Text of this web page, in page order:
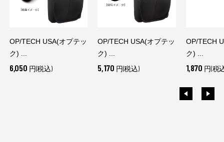
OP/TECH USA(オプテッ
ク) ...
6,050 円(税込)
OP/TECH USA(オプテッ
ク) ...
5,170 円(税込)
OP/TECH
ク) ...
1,870 円(税